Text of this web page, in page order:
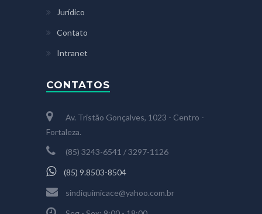
Jurídico
Contato
Intranet
CONTATOS
Av. Tristão Gonçalves, 1023 - Centro -
Fortaleza.
(85) 3243-6541 / 3297-1126
(85) 9.8503-8504
sindiquimicace@yahoo.com.br